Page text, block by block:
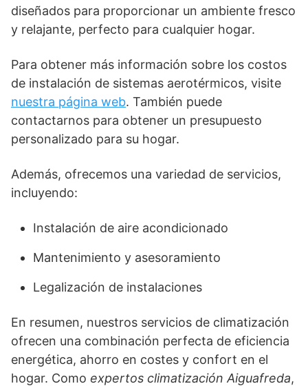
diseñados para proporcionar un ambiente fresco
y relajante, perfecto para cualquier hogar.
Para obtener más información sobre los costos
de instalación de sistemas aerotérmicos, visite
nuestra página web. También puede
contactarnos para obtener un presupuesto
personalizado para su hogar.
Además, ofrecemos una variedad de servicios,
incluyendo:
Instalación de aire acondicionado
Mantenimiento y asesoramiento
Legalización de instalaciones
En resumen, nuestros servicios de climatización
ofrecen una combinación perfecta de eficiencia
energética, ahorro en costes y confort en el
hogar. Como expertos climatización Aiguafreda,